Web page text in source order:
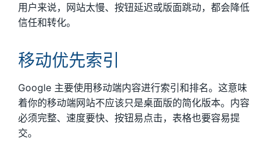
用户来说，网站太慢、按钮延迟或版面跳动，都会降低
信任和转化。
移动优先索引
Google 主要使用移动端内容进行索引和排名。这意味
着你的移动端网站不应该只是桌面版的简化版本。内容
必须完整、速度要快、按钮易点击，表格也要容易提
交。